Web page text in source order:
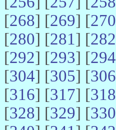
[268] [269] [270
[280] [281] [282
[292] [293] [294
[304] [305] [306
[316] [317] [318
[328] [329] [330